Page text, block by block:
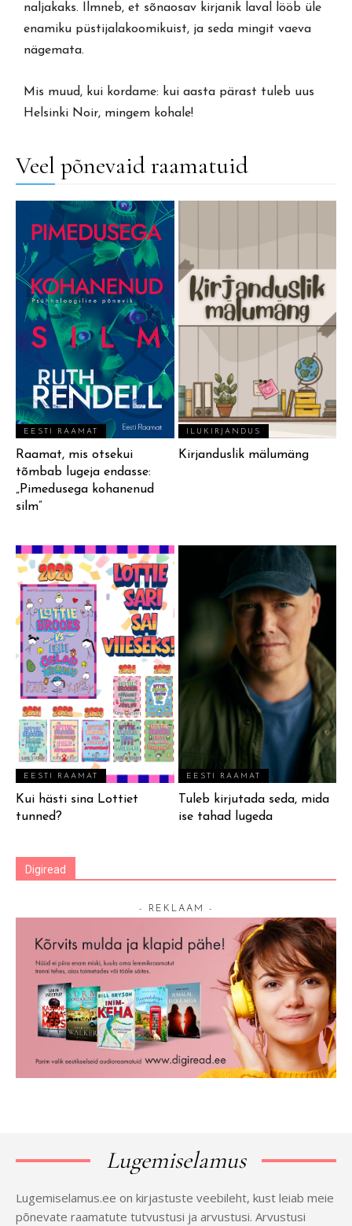
naljakaks. Ilmneb, et sõnaosav kirjanik laval lööb üle
enamiku püstijalakoomikuist, ja seda mingit vaeva
nägemata.
Mis muud, kui kordame: kui aasta pärast tuleb uus
Helsinki Noir, mingem kohale!
Veel põnevaid raamatuid
EESTI RAAMAT
Raamat, mis otsekui
tõmbab lugeja endasse:
„Pimedusega kohanenud
silm”
ILUKIRJANDUS
Kirjanduslik mälumäng
EESTI RAAMAT
Kui hästi sina Lottiet
tunned?
EESTI RAAMAT
Tuleb kirjutada seda, mida
ise tahad lugeda
Digiread
- REKLAAM -
Lugemiselamus
Lugemiselamus.ee on kirjastuste veebileht, kust leiab meie
põnevate raamatute tutvustusi ja arvustusi. Arvustusi